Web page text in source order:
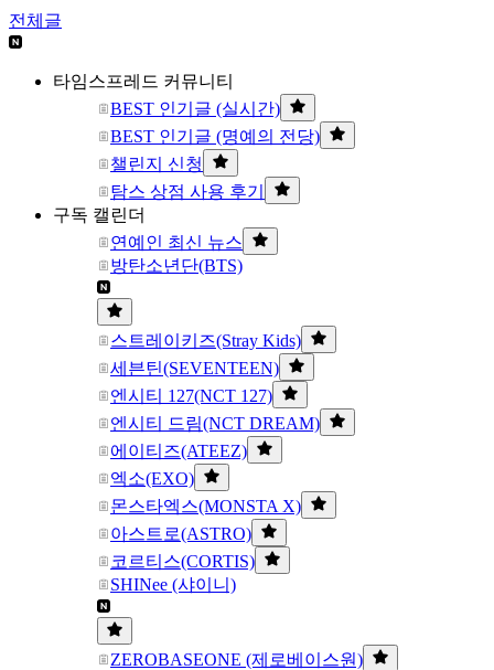
전체글
타임스프레드 커뮤니티
BEST 인기글 (실시간)
BEST 인기글 (명예의 전당)
챌린지 신청
탐스 상점 사용 후기
구독 캘린더
연예인 최신 뉴스
방탄소년단(BTS)
스트레이키즈(Stray Kids)
세븐틴(SEVENTEEN)
엔시티 127(NCT 127)
엔시티 드림(NCT DREAM)
에이티즈(ATEEZ)
엑소(EXO)
몬스타엑스(MONSTA X)
아스트로(ASTRO)
코르티스(CORTIS)
SHINee (샤이니)
ZEROBASEONE (제로베이스원)